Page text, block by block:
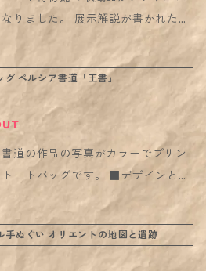
合は、使用状況や設置環境により劣
があります。どうぞ予めご了承く
にご注意ください。 ・幼児の手の届
や落下の恐れのある場所への設置
ください。 ・また、小さなパーツが
。誤飲等には充分ご注意くださ
お子さまの手の届かないところで
するようにしてください 。 ・シン
ジン、芳香剤、化学ぞうきん、エ
タイプの殺虫剤等は使用しないでく
・強い摩擦により印刷面が損傷する
ます。 ・長期間ご使用される場合
況や設置環境により劣化する場合
す。どうぞ予めご了承ください。
ンは別々の作りなので、写真のよ
もスタンドに立てていただくこと
いはキャプションは外して本体だけ
だくこともできます。 お取り扱
： ・直射日光に当て続けると、ひ
化の原因になることがあります。
にご注意ください。 ・幼児の手の届
頭や落下の恐れのある場所への設置
す。誤飲等には充分ご注意くださ
お子さまの手の届かないところで
するようにしてください 。 ・シン
りました。 展示解説が書かれたキ
ンも一緒にアクスタ化しているの
ていただくと、お部屋がまるでミ
ジアムに！ 自由に展示してみてく
は3mmです。 ・本体、キャプショ
点セットでの販売です。 ・本体と
ョンは別々の作りなので、写真のよ
もスタンドに立てていただくこと
だくこともできます。 お取り扱
： ・直射日光に当て続けると、ひ
グ ペルシア書道「王書」
道の作品の写真がカラーでプリン
バッグです。 ■デザインとペ
て： 先の硬い葦筆（ガラ
柔らかな曲線の太さ細さをかき分け
ランの詩をあたかも詠うように書
書道。 イランの書道は、日本の書
手ぬぐい オリエントの地図と遺跡